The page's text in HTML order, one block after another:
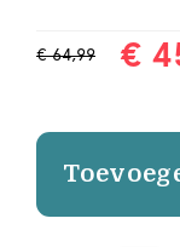
€ 64,99 €